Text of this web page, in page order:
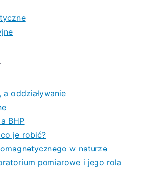
a oddziaływanie
BHP
je robić?
w naturze
pomiarowe i jego rola